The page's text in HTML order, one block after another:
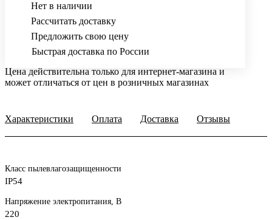
Нет в наличии
Рассчитать доставку
Предложить свою цену
Быстрая доставка по России
Цена действительна только для интернет-магазина и
может отличаться от цен в розничных магазинах
Характеристики Оплата Доставка Отзывы
Класс пылевлагозащищенности
IP54
Напряжение электропитания, В
220